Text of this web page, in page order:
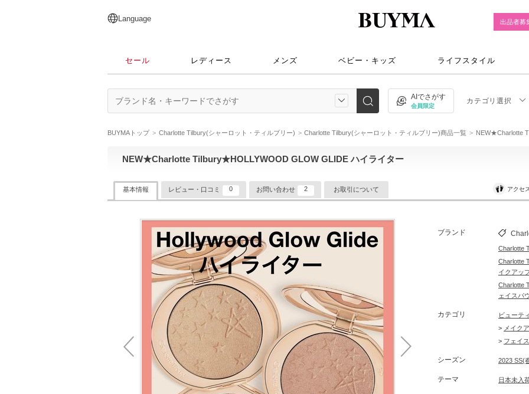
日本語
English
简体中文
繁體中文
Language 出品者募
セール レディース メンズ ベビー・キッズ ライフスタイル
AIでさがす
会員限定
カテゴリ選択
BUYMAトップ Charlotte Tilbury(シャーロット・ティルブリー) Charlotte Tilbury(シャーロット・ティルブリー)商品一覧 NEW★Charlotte
NEW★Charlotte Tilbury★HOLLYWOOD GLOW GLIDE ハイライター
基本情報 レビュー・口コミ 0 お問い合わせ 2 お取引について アクセ
ブランド
Charlotte
Charlotte
イクアッ
Charlotte
ェイスパ
カテゴリ
ビューテ
> メイク
> フェイ
シーズン 2023 SS(
テーマ 日本未入